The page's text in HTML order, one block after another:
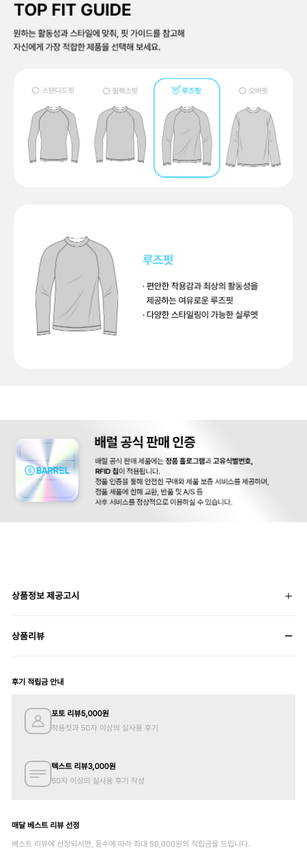
상품정보 제공고시
상품리뷰
후기 적립금 안내
포토 리뷰5,000원
착용컷과 50자 이상의 실사용 후기
텍스트 리뷰3,000원
50자 이상의 실사용 후기 작성
매달 베스트 리뷰 선정
베스트 리뷰에 선정되시면, 등수에 따라 최대 50,000원의 적립금을 드립니다.